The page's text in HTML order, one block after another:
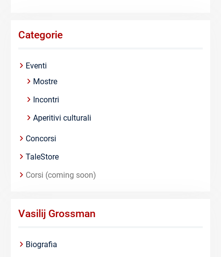
Categorie
Eventi
Mostre
Incontri
Aperitivi culturali
Concorsi
TaleStore
Corsi (coming soon)
Vasilij Grossman
Biografia